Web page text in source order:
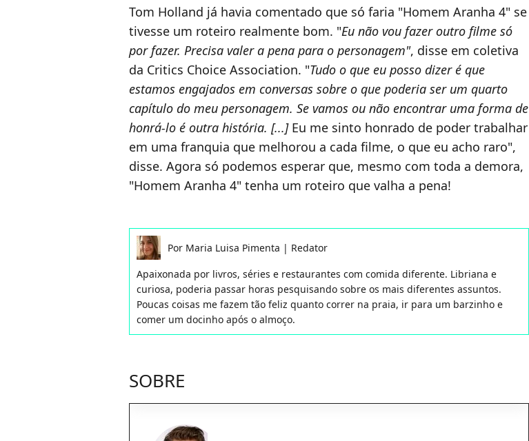
Tom Holland já havia comentado que só faria "Homem Aranha 4" se
tivesse um roteiro realmente bom. "Eu não vou fazer outro filme só
por fazer. Precisa valer a pena para o personagem", disse em coletiva
da Critics Choice Association. "Tudo o que eu posso dizer é que
estamos engajados em conversas sobre o que poderia ser um quarto
capítulo do meu personagem. Se vamos ou não encontrar uma forma de
honrá-lo é outra história. [...] Eu me sinto honrado de poder trabalhar
em uma franquia que melhorou a cada filme, o que eu acho raro",
disse. Agora só podemos esperar que, mesmo com toda a demora,
"Homem Aranha 4" tenha um roteiro que valha a pena!
Por Maria Luisa Pimenta | Redator
Apaixonada por livros, séries e restaurantes com comida diferente. Libriana e
curiosa, poderia passar horas pesquisando sobre os mais diferentes assuntos.
Poucas coisas me fazem tão feliz quanto correr na praia, ir para um barzinho e
comer um docinho após o almoço.
SOBRE